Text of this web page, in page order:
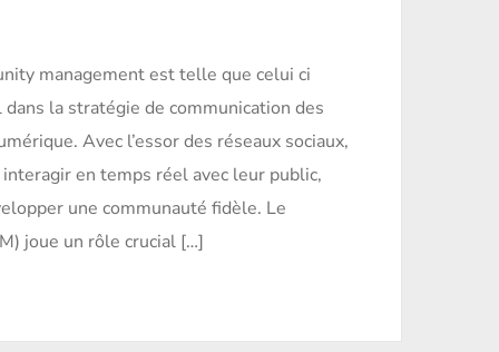
management est telle que celui ci
la stratégie de communication des
Avec l’essor des réseaux sociaux,
en temps réel avec leur public,
une communauté fidèle. Le
joue un rôle crucial […]